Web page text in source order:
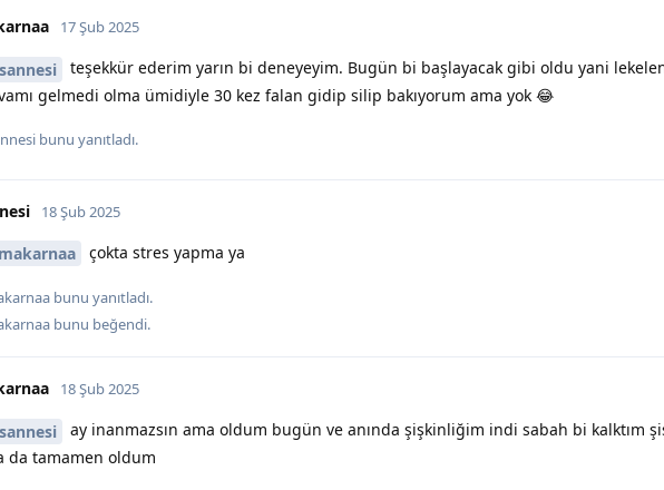
17 Şub 2025
teşekkür ederim yarın bi deneyeyim. Bugün bi başlayacak gibi oldu yani
gelmedi olma ümidiyle 30 kez falan gidip silip bakıyorum ama yok 😂
bunu yanıtladı.
18 Şub 2025
çokta stres yapma ya
bunu yanıtladı.
bunu beğendi.
18 Şub 2025
ay inanmazsın ama oldum bugün ve anında şişkinliğim indi sabah bi kalktım
da tamamen oldum